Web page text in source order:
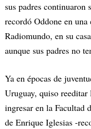
sus padres continuaron
recordó Oddone en
Radiomundo, en su
aunque sus padres no
Ya en épocas de
Uruguay, quiso reeditar
ingresar en la Facultad
de Enrique Iglesias -